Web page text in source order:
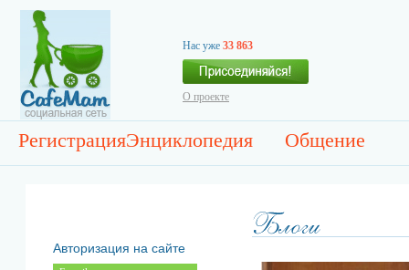
Нас уже 33 863
О проекте
РегистрацияЭнциклопедия Общение
Авторизация на сайте